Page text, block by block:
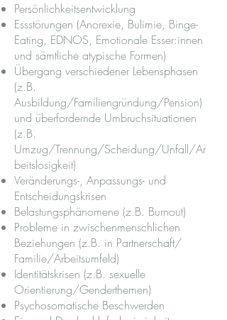
Persönlichkeitsentwicklung
Essstörungen (Anorexie, Bulimie, Binge-
Eating, EDNOS, Emotionale Esser:innen
und sämtliche atypische Formen)
Übergang verschiedener Lebensphasen
(z.B.
Ausbildung/Familiengründung/Pension)
und überfordernde Umbruchsituationen
(z.B.
Umzug/Trennung/Scheidung/Unfall/Ar
beitslosigkeit)
Veränderungs-, Anpassungs- und
Entscheidungskrisen
Belastungsphänomene (z.B. Burnout)
Probleme in zwischenmenschlichen
Beziehungen (z.B. in Partnerschaft/
Familie/Arbeitsumfeld)
Identitätskrisen (z.B. sexuelle
Orientierung/Genderthemen)
Psychosomatische Beschwerden